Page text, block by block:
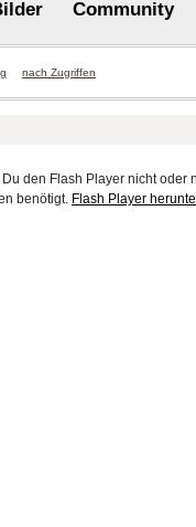
Community
nach Zugriffen
den Flash Player nicht
benötigt. Flash Player